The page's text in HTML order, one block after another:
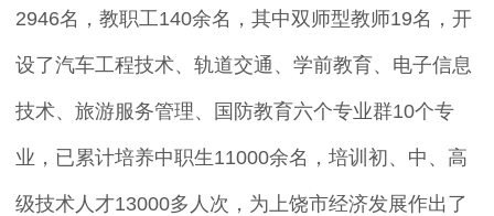
2946名，教职工140余名，其中双师型教师19名，开
设了汽车工程技术、轨道交通、学前教育、电子信息
技术、旅游服务管理、国防教育六个专业群10个专
业，已累计培养中职生11000余名，培训初、中、高
级技术人才13000多人次，为上饶市经济发展作出了